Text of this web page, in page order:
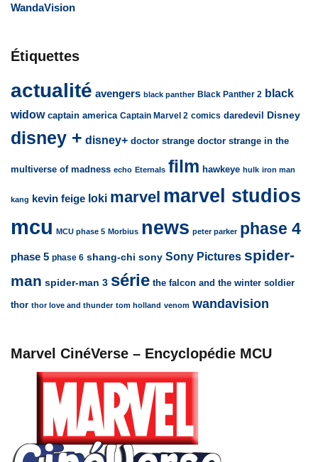
WandaVision
Étiquettes
actualité avengers black panther Black Panther 2 black
widow captain america Captain Marvel 2 comics daredevil Disney
disney + disney+ doctor strange doctor strange in the
multiverse of madness echo Eternals film hawkeye hulk iron man
kang kevin feige loki marvel marvel studios
mcu MCU phase 5 Morbius news peter parker phase 4
phase 5 phase 6 shang-chi sony Sony Pictures spider-
man spider-man 3 série the falcon and the winter soldier
thor thor love and thunder tom holland venom wandavision
Marvel CinéVerse – Encyclopédie MCU